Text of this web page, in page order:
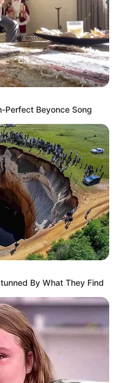
Perfect Beyonce Song
By What They Find